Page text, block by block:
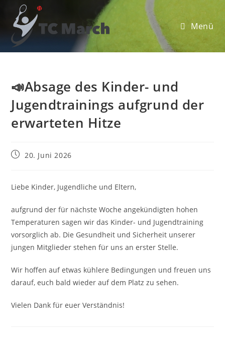
Inhalt
springen
Menü
📣Absage des Kinder- und
Jugendtrainings aufgrund der
erwarteten Hitze
Beitrag20. Juni 2026
Liebe Kinder, Jugendliche und Eltern,
aufgrund der für nächste Woche angekündigten hohen
Temperaturen sagen wir das Kinder- und Jugendtraining
vorsorglich ab. Die Gesundheit und Sicherheit unserer
jungen Mitglieder stehen für uns an erster Stelle.
Wir hoffen auf etwas kühlere Bedingungen und freuen uns
darauf, euch bald wieder auf dem Platz zu sehen.
Vielen Dank für euer Verständnis!